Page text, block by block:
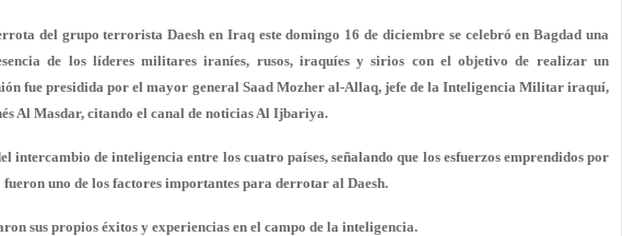
del grupo terrorista Daesh en Iraq este domingo 16 de diciembre se celebró en Bagdad una
de los líderes militares iraníes, rusos, iraquíes y sirios con el objetivo de realizar un
fue presidida por el mayor general Saad Mozher al-Allaq, jefe de la Inteligencia Militar iraquí,
Al Masdar, citando el canal de noticias Al Ijbariya.
intercambio de inteligencia entre los cuatro países, señalando que los esfuerzos emprendidos por
uno de los factores importantes para derrotar al Daesh.
sus propios éxitos y experiencias en el campo de la inteligencia.